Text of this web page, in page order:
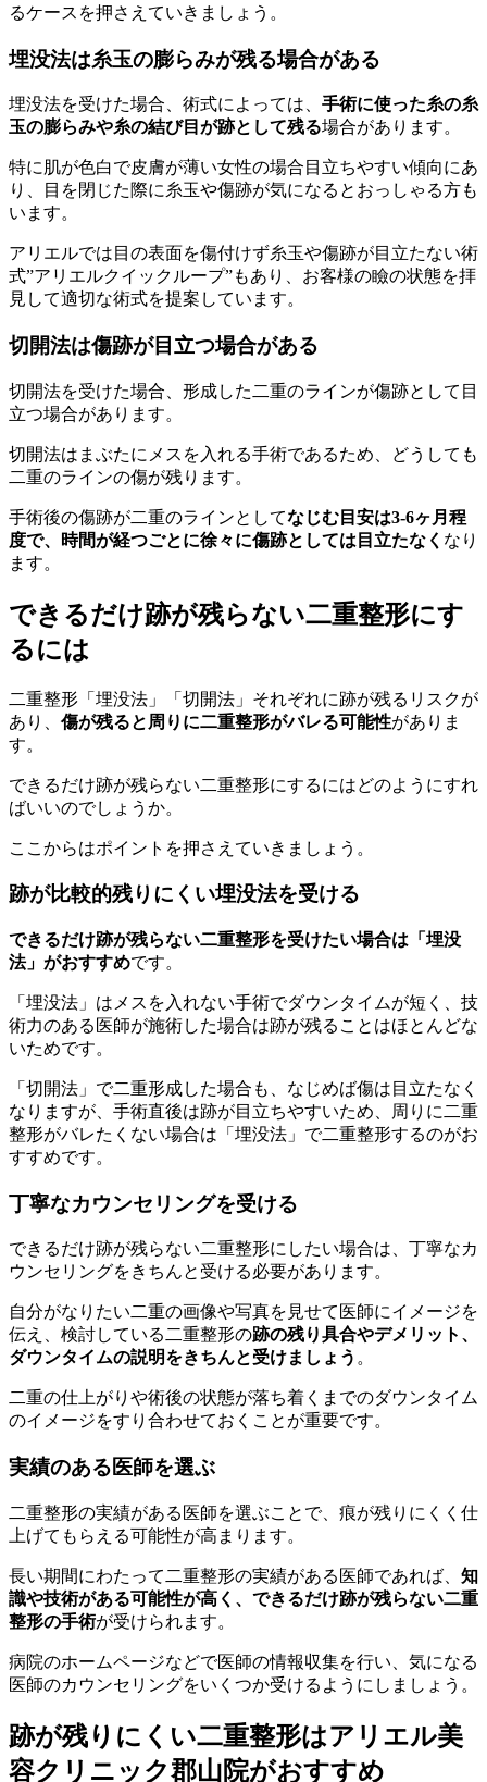
るケースを押さえていきましょう。
埋没法は糸玉の膨らみが残る場合がある
埋没法を受けた場合、術式によっては、 手術に使った糸の糸
玉の膨らみや糸の結び目が跡として残る場合があります。
特に肌が色白で皮膚が薄い女性の場合目立ちやすい傾向にあ
り、目を閉じた際に糸玉や傷跡が気になるとおっしゃる方も
います。
アリエルでは目の表面を傷付けず糸玉や傷跡が目立たない術
式”アリエルクイックループ”もあり、お客様の瞼の状態を拝
見して適切な術式を提案しています。
切開法は傷跡が目立つ場合がある
切開法を受けた場合、形成した二重のラインが傷跡として目
立つ場合があります。
切開法はまぶたにメスを入れる手術であるため、どうしても
二重のラインの傷が残ります。
手術後の傷跡が二重のラインとしてなじむ目安は3-6ヶ月程
度で、時間が経つごとに徐々に傷跡としては目立たなく なり
ます。
できるだけ跡が残らない二重整形にす
るには
二重整形「埋没法」「切開法」それぞれに跡が残るリスクが
あり、 傷が残ると周りに二重整形がバレる可能性がありま
す。
できるだけ跡が残らない二重整形にするにはどのようにすれ
ばいいのでしょうか。
ここからはポイントを押さえていきましょう。
跡が比較的残りにくい埋没法を受ける
できるだけ跡が残らない二重整形を受けたい場合は「埋没
法」がおすすめです。
「埋没法」はメスを入れない手術でダウンタイムが短く、技
術力のある医師が施術した場合は跡が残ることはほとんどな
いためです。
「切開法」で二重形成した場合も、なじめば傷は目立たなく
なりますが、手術直後は跡が目立ちやすいため、周りに二重
整形がバレたくない場合は「埋没法」で二重整形するのがお
すすめです。
丁寧なカウンセリングを受ける
できるだけ跡が残らない二重整形にしたい場合は、丁寧なカ
ウンセリングをきちんと受ける必要があります。
自分がなりたい二重の画像や写真を見せて医師にイメージを
伝え、検討している二重整形の跡の残り具合やデメリット、
ダウンタイムの説明をきちんと受けましょう 。
二重の仕上がりや術後の状態が落ち着くまでのダウンタイム
のイメージをすり合わせておくことが重要です。
実績のある医師を選ぶ
二重整形の実績がある医師を選ぶことで、痕が残りにくく仕
上げてもらえる可能性が高まります。
長い期間にわたって二重整形の実績がある医師であれば、 知
識や技術がある可能性が高く、できるだけ跡が残らない二重
整形の手術が受けられます。
病院のホームページなどで医師の情報収集を行い、気になる
医師のカウンセリングをいくつか受けるようにしましょう。
跡が残りにくい二重整形はアリエル美
容クリニック郡山院がおすすめ